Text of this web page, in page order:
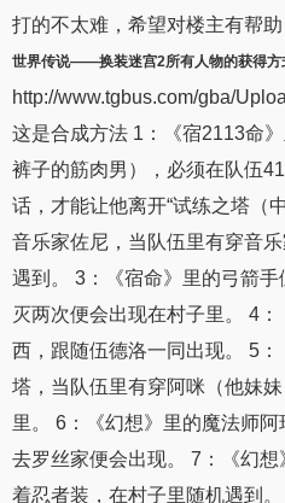
打的不太难，希望对楼主有帮助
世界传说——换装迷宫2所有人物的获得
http://www.tgbus.com/gba/
这是合成方法 1：《宿2113命
裤子的筋肉男），必须在队伍
话，才能让他离开“试练之塔（
音乐家佐尼，当队伍里有穿音
遇到。 3：《宿命》里的弓箭
灭两次便会出现在村子里。 4
西，跟随伍德洛一同出现。 5
塔，当队伍里有穿阿咪（他妹
里。 6：《幻想》里的魔法师
去罗丝家便会出现。 7：《幻
着忍者装，在村子里随机遇到